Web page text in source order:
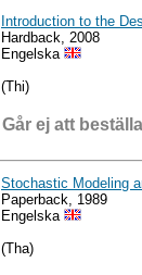
Introduction to the
Hardback, 2008
Engelska
(Thi)
Går ej att beställa
Stochastic Modeling
Paperback, 1989
Engelska
(Tha)